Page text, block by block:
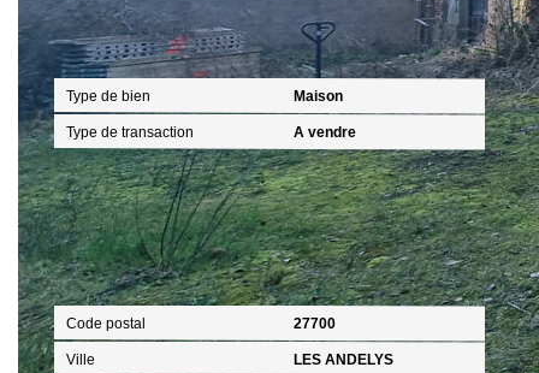
Général
Type de bien Maison
Type de transaction A vendre
Localisation
Code postal 27700
Ville LES ANDELYS